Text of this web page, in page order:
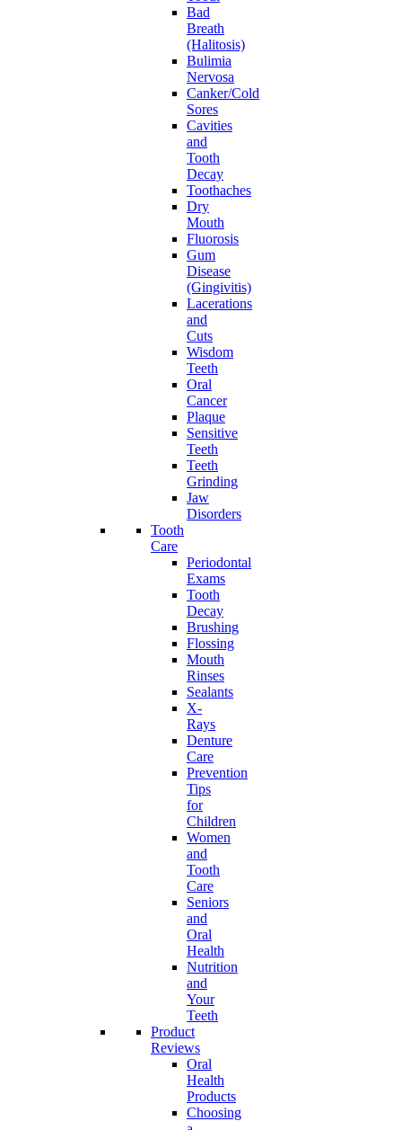
Bad
Breath
(Halitosis)
Bulimia
Nervosa
Canker/Cold
Sores
Cavities
and
Tooth
Decay
Toothaches
Dry
Mouth
Fluorosis
Gum
Disease
(Gingivitis)
Lacerations
and
Cuts
Wisdom
Teeth
Oral
Cancer
Plaque
Sensitive
Teeth
Teeth
Grinding
Jaw
Disorders
Tooth
Care
Periodontal
Exams
Tooth
Decay
Brushing
Flossing
Mouth
Rinses
Sealants
X-
Rays
Denture
Care
Prevention
Tips
for
Children
Women
and
Tooth
Care
Seniors
and
Oral
Health
Nutrition
and
Your
Teeth
Product
Reviews
Oral
Health
Products
Choosing